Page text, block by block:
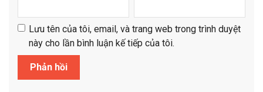
Lưu tên của tôi, email, và trang web trong trình duyệt
này cho lần bình luận kế tiếp của tôi.